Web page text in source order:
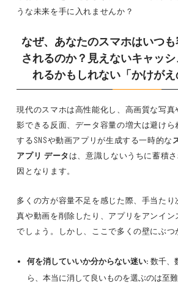
うな未来を手に入れませんか？
なぜ、あなたのスマホはいつ
されるのか？見えないキャッ
れるかもしれない「かけがえ
現代のスマホは高性能化し、高画質な写真
影できる反面、データ容量の増大は避けら
するSNSや動画アプリが生成する一時的な
アプリ データは、意識しないうちに蓄積
因となります。
多くの方が容量不足を感じた際、手当た
真や動画を削除したり、アプリをアンイン
でしょう。しかし、ここで多くの壁にぶつ
何を消していいか分からない迷い: 数千、
ら、本当に消して良いものを選ぶのは至